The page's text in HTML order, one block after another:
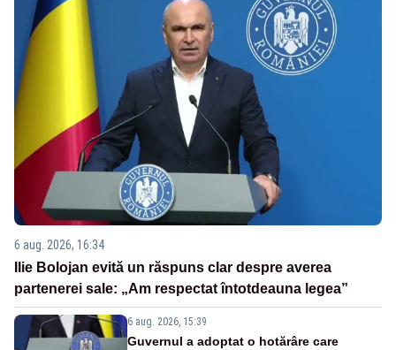
6 aug. 2026, 16:34
Ilie Bolojan evită un răspuns clar despre averea
partenerei sale: „Am respectat întotdeauna legea”
6 aug. 2026, 15:39
Guvernul a adoptat o hotărâre care